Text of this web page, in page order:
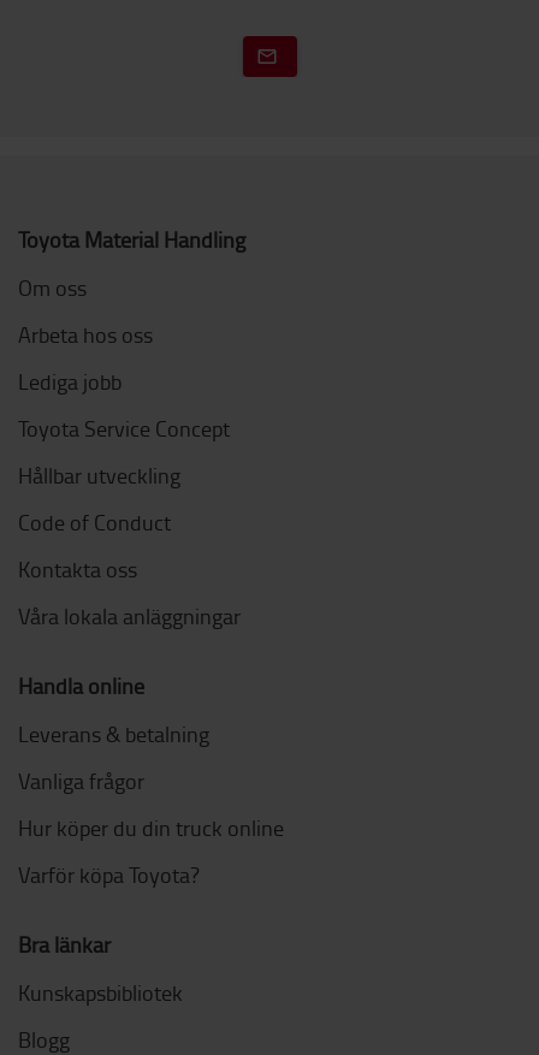
Toyota Material Handling
Om oss
Arbeta hos oss
Lediga jobb
Toyota Service Concept
Hållbar utveckling
Code of Conduct
Kontakta oss
Våra lokala anläggningar
Handla online
Leverans & betalning
Vanliga frågor
Hur köper du din truck online
Varför köpa Toyota?
Bra länkar
Kunskapsbibliotek
Blogg